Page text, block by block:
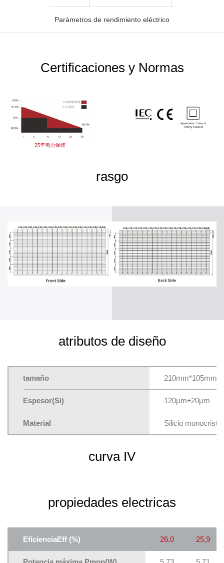
Parámetros de rendimiento eléctrico
Certificaciones y Normas
rasgo
atributos de diseño
tamaño
Espesor(Si) 120μm±20μm
Material Silicio
curva IV
propiedades electricas
EficienciaEff (%) 26.0 25,9